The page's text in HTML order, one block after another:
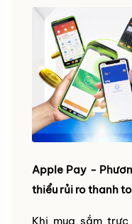
Apple Pay -
thiểu rủi ro thanh
Khi mua sắm